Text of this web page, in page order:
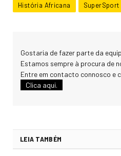
História Africana
SuperSport
Gostaria de fazer parte da
Estamos sempre à procura de
Entre em contacto connosco e
Clica aqui.
LEIA TAMBÉM